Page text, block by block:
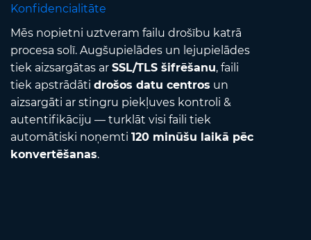
Konfidencialitāte
Mēs nopietni uztveram failu drošību katrā
procesa solī. Augšupielādes un lejupielādes
tiek aizsargātas ar SSL/TLS šifrēšanu, faili
tiek apstrādāti drošos datu centros un
aizsargāti ar stingru piekļuves kontroli &
autentifikāciju — turklāt visi faili tiek
automātiski noņemti 120 minūšu laikā pēc
konvertēšanas.